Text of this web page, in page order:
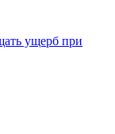
ущерб при